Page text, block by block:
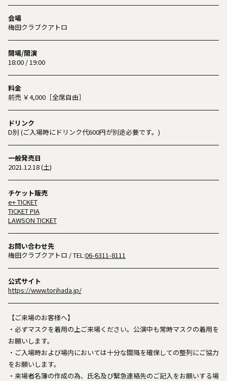
会場
梅田クラブクアトロ
開場/開演
18:00 / 19:00
料金
前売 ￥4,000［全席自由］
ドリンク
D別 (ご入場時にドリンク代600円が別途必要です。)
一般発売日
2021.12.18 (土)
チケット販売
e+ TICKET
TICKET PIA
LAWSON TICKET
お問い合わせ先
梅田クラブクアトロ / TEL:06-6311-8111
公式サイト
https://www.torihada.jp/
【ご来場のお客様へ】
・必ずマスクを着用の上ご来場ください。公演中も常時マスクの着用を
お願いします。
・ご入場時および場内においては十分な間隔を確保しての整列にご協力
をお願いします。
・来場者名簿の作成の為、氏名及び緊急連絡先のご記入をお願いする場